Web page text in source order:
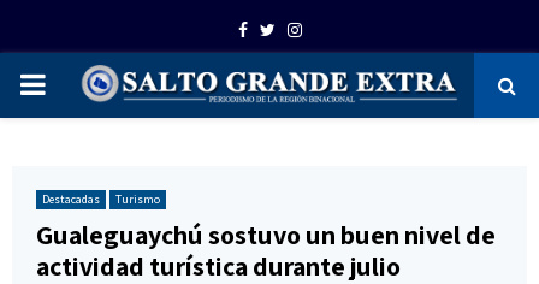
Facebook
TwitterInstagram
PRIMARY
Destacadas Turismo
Gualeguaychú sostuvo un buen nivel de
actividad turística durante julio